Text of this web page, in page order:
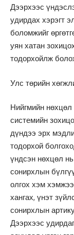
Дээрхээс
удирдах хэрэгт
боломжийг
уян хатан
тодорхойлж
Улс төрийн
Нийгмийн
системийн
дүндээ эрх
тодорхой
үндсэн нөхцөл
сонирхлын
олгох хэм
хангах, үнэт
сонирхлын
Дээрхээс